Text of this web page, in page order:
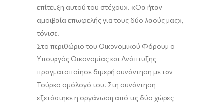
επίτευξη αυτού του στόχου». «Θα ήταν
αμοιβαία επωφελής για τους δύο λαούς μας»,
τόνισε.
Στο περιθώριο του Οικονομικού Φόρουμ ο
Υπουργός Οικονομίας και Ανάπτυξης
πραγματοποίησε διμερή συνάντηση με τον
Τούρκο ομόλογό του. Στη συνάντηση
εξετάστηκε η οργάνωση από τις δύο χώρες